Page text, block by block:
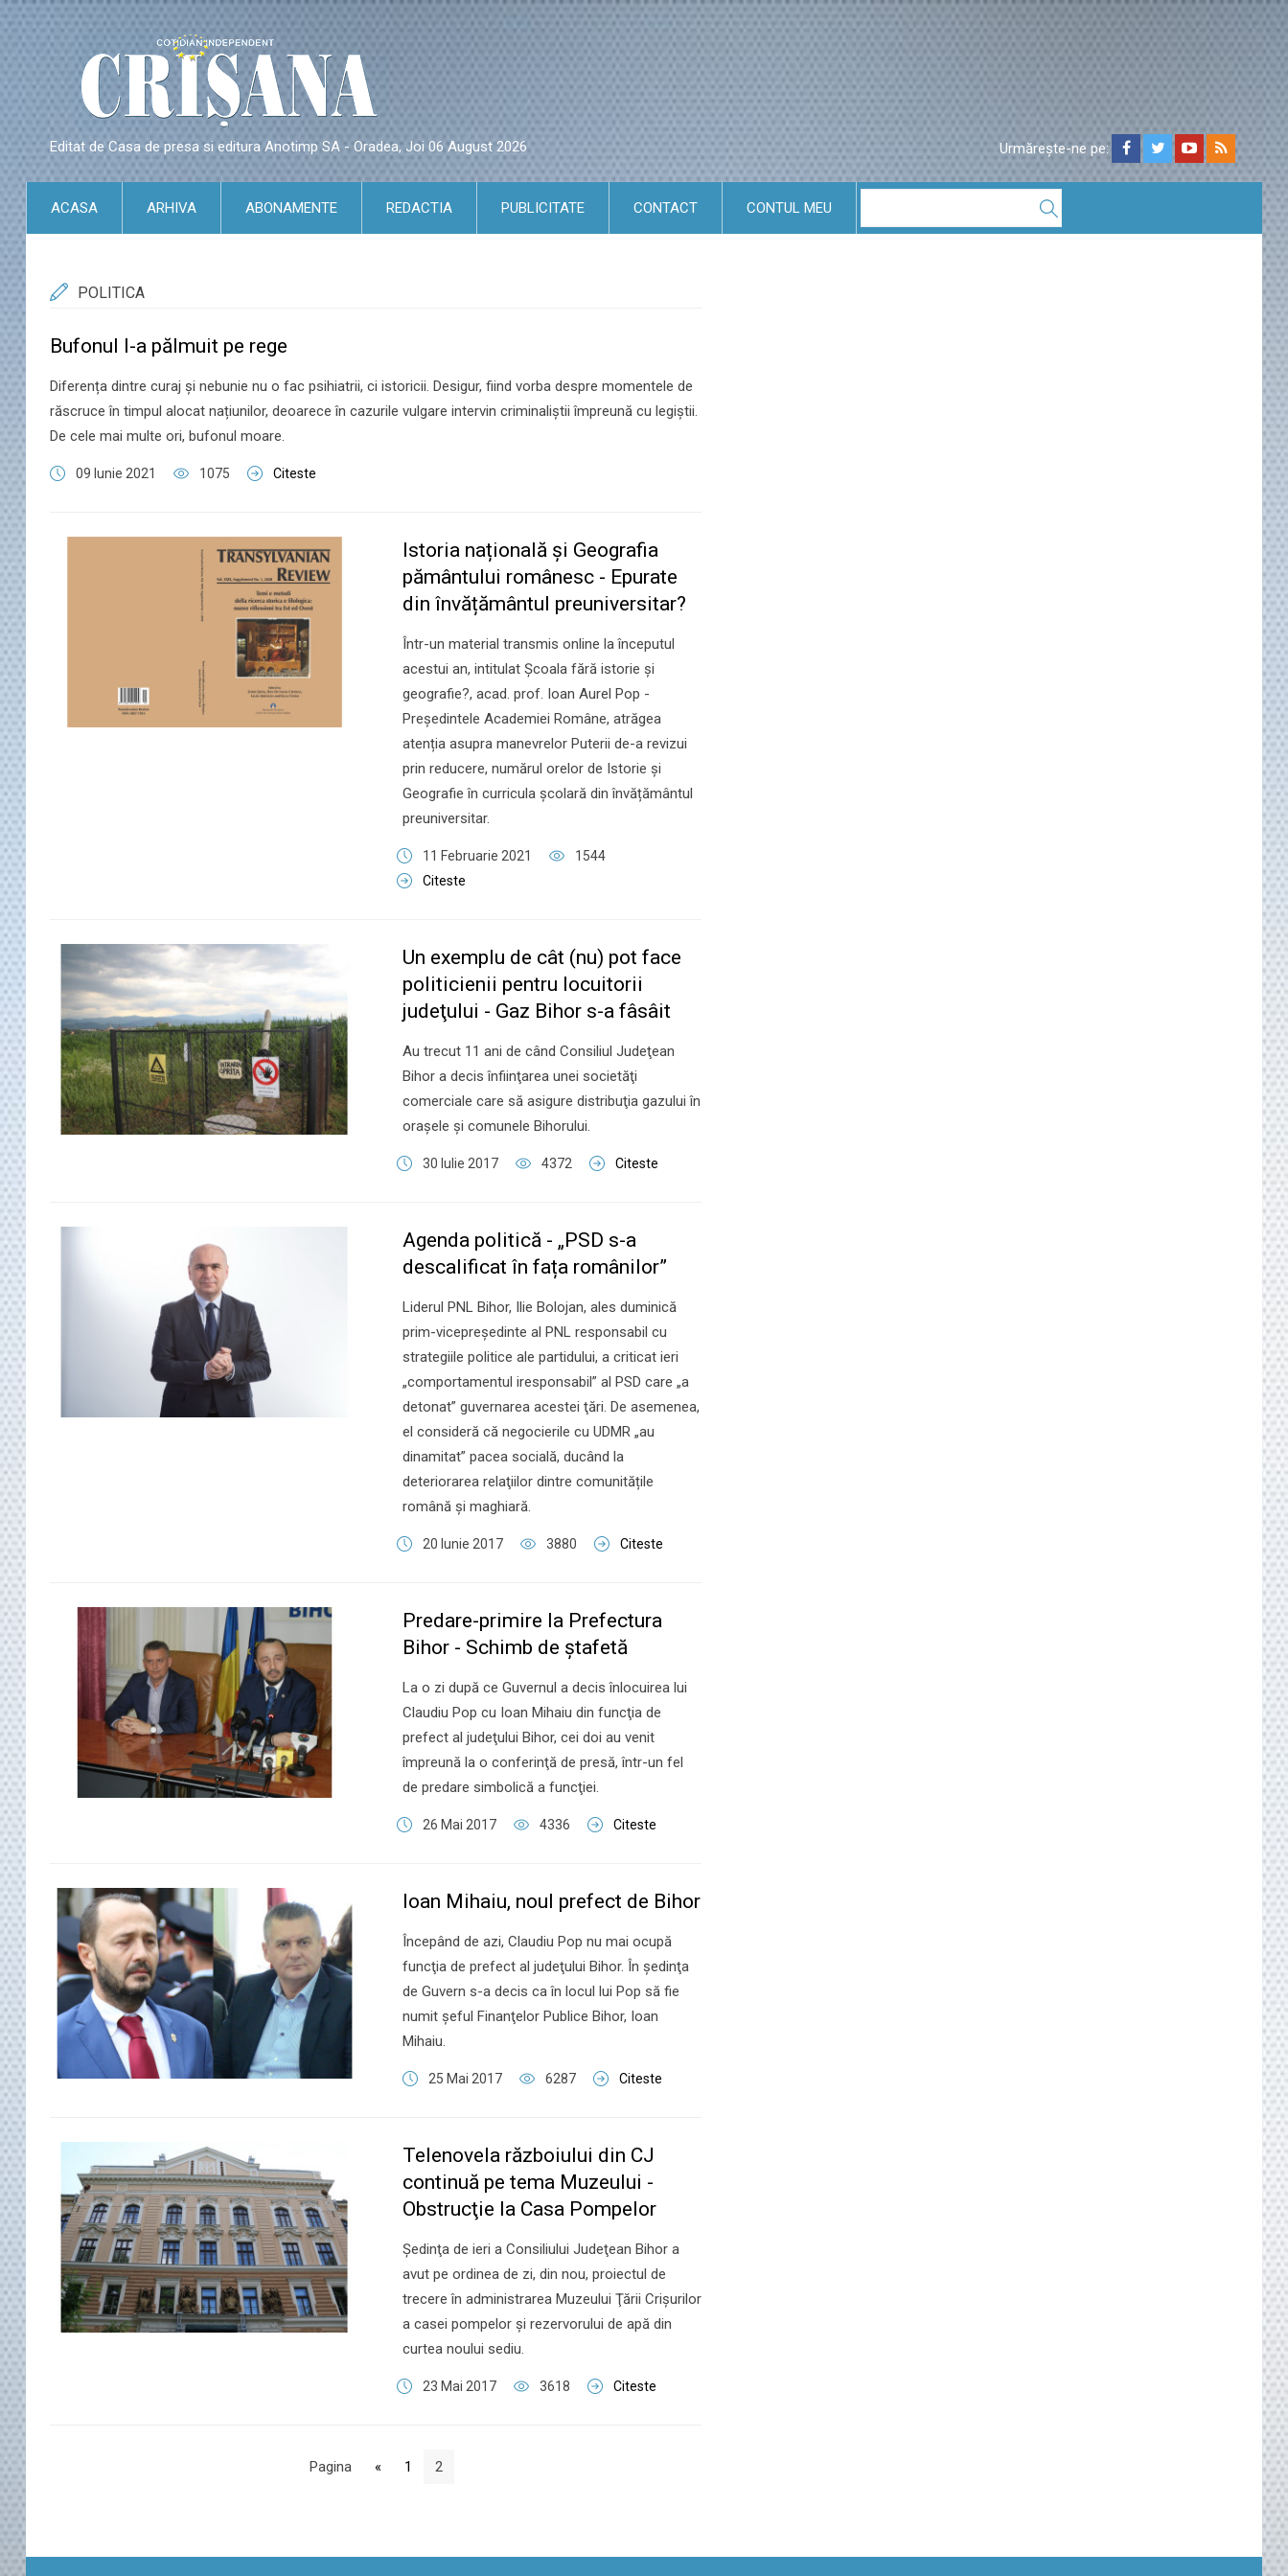
Editat de Casa de presa si editura Anotimp SA - Oradea, Joi 06 August 2026 Urmărește-ne pe:
ACASA ARHIVA ABONAMENTE REDACTIA PUBLICITATE CONTACT CONTUL MEU
POLITICA
​Bufonul l-a pălmuit pe rege
​Diferența dintre curaj și nebunie nu o fac psihiatrii, ci istoricii. Desigur, fiind vorba despre momentele de
răscruce în timpul alocat națiunilor, deoarece în cazurile vulgare intervin criminaliștii împreună cu legiștii.
De cele mai multe ori, bufonul moare.
09 Iunie 2021 1075 Citeste
​Istoria națională și Geografia
pământului românesc - Epurate
din învățământul preuniversitar?
Într-un material transmis online la începutul
acestui an, intitulat Școala fără istorie și
geografie?, acad. prof. Ioan Aurel Pop -
Președintele Academiei Române, atrăgea
atenția asupra manevrelor Puterii de-a revizui
prin reducere, numărul orelor de Istorie și
Geografie în curricula școlară din învățământul
preuniversitar.
11 Februarie 2021
1544
Citeste
Un exemplu de cât (nu) pot face
politicienii pentru locuitorii
judeţului - Gaz Bihor s-a fâsâit
Au trecut 11 ani de când Consiliul Judeţean
Bihor a decis înfiinţarea unei societăţi
comerciale care să asigure distribuţia gazului în
oraşele şi comunele Bihorului.
30 Iulie 2017 4372 Citeste
​Agenda politică - „PSD s-a
descalificat în fața românilor”
​Liderul PNL Bihor, Ilie Bolojan, ales duminică
prim-vicepreşedinte al PNL responsabil cu
strategiile politice ale partidului, a criticat ieri
„comportamentul iresponsabil” al PSD care „a
detonat” guvernarea acestei ţări. De asemenea,
el consideră că negocierile cu UDMR „au
dinamitat” pacea socială, ducând la
deteriorarea relaţiilor dintre comunitățile
română și maghiară.
20 Iunie 2017 3880 Citeste
Predare-primire la Prefectura
Bihor - Schimb de ştafetă
​La o zi după ce Guvernul a decis înlocuirea lui
Claudiu Pop cu Ioan Mihaiu din funcţia de
prefect al judeţului Bihor, cei doi au venit
împreună la o conferinţă de presă, într-un fel
de predare simbolică a funcţiei.
26 Mai 2017 4336 Citeste
Ioan Mihaiu, noul prefect de Bihor
​Începând de azi, Claudiu Pop nu mai ocupă
funcţia de prefect al judeţului Bihor. În şedinţa
de Guvern s-a decis ca în locul lui Pop să fie
numit şeful Finanţelor Publice Bihor, Ioan
Mihaiu.
25 Mai 2017 6287 Citeste
Telenovela războiului din CJ
continuă pe tema Muzeului -
Obstrucţie la Casa Pompelor
Şedinţa de ieri a Consiliului Judeţean Bihor a
avut pe ordinea de zi, din nou, proiectul de
trecere în administrarea Muzeului Ţării Crişurilor
a casei pompelor şi rezervorului de apă din
curtea noului sediu.
23 Mai 2017 3618 Citeste
Pagina « 1 2